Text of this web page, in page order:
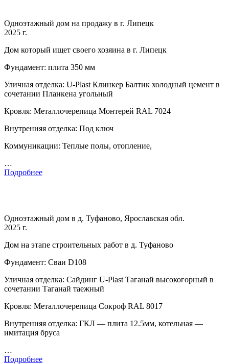
Одноэтажный дом на продажу в г. Липецк
2025 г.
Дом который ищет своего хозяина в г. Липецк
Фундамент: плита 350 мм
Уличная отделка: U-Plast Клинкер Балтик холодный цемент в
сочетании Планкена угольный
Кровля: Металлочерепица Монтерей RAL 7024
Внутренняя отделка: Под ключ
Коммуникации: Теплые полы, отопление,
…
Подробнее
Одноэтажный дом в д. Туфаново, Ярославская обл.
2025 г.
Дом на этапе строительных работ в д. Туфаново
Фундамент: Сваи D108
Уличная отделка: Сайдинг U-Plast Таганай высокогорный в
сочетании Таганай таежный
Кровля: Металлочерепица Сокроф RAL 8017
Внутренняя отделка: ГКЛ — плита 12.5мм, котельная —
имитация бруса
…
Подробнее